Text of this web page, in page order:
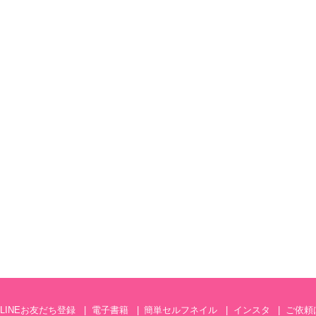
LINEお友だち登録 電子書籍 簡単セルフネイル インスタ ご依頼